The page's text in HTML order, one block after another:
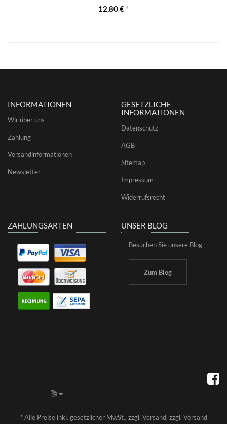
12,80 € *
INFORMATIONEN
Wir über uns
Zahlung
Versandinformationen
Newsletter
GESETZLICHE
INFORMATIONEN
Datenschutz
AGB
Sitemap
Impressum
Widerrufsrecht
ZAHLUNGSARTEN UNSER BLOG
Besuchen Sie unsere Blog
Zum Blog
*Alle Preise inkl. gesetzlicher MwSt., zzgl. Versand, zzgl. Versand